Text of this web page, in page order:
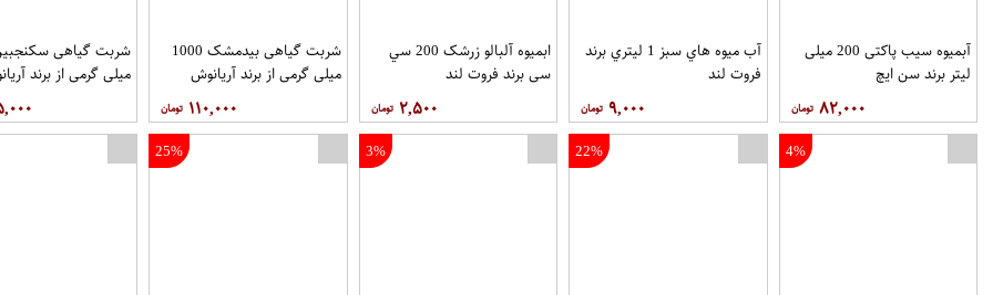
آبمیوه سیب پاکتی 200 میلی
لیتر برند سن ایچ
۸۲,۰۰۰
آب ميوه هاي سبز 1 ليتري برند
فروت لند
۹,۰۰۰
ابمیوه آلبالو زرشک 200 سي
سي برند فروت لند
۲,۵۰۰
شربت گیاهی بیدمشک 1000
میلی گرمی از برند آریانوش
۱۱۰,۰۰۰
میلی گرمی از برند
4%
22%
3%
25%